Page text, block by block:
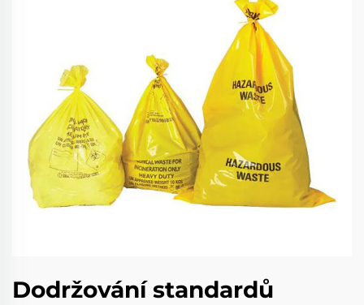
Dodržování standardů